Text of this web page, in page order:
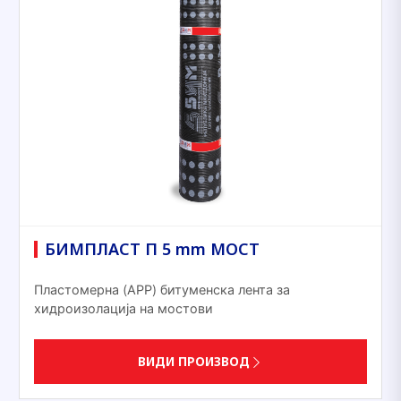
БИМПЛАСТ П 5 mm МОСТ
Пластомерна (APP) битуменска лента за
хидроизолација на мостови
ВИДИ ПРОИЗВОД